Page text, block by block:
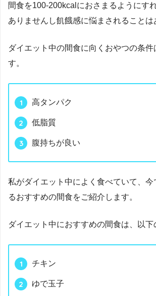
間食を100-200kcalにおさまるようにす
ありませんし飢餓感に悩まされることは
ダイエット中の間食に向くおやつの条件
す。
高タンパク
低脂質
腹持ちが良い
私がダイエット中によく食べていて、今
るおすすめの間食をご紹介します。
ダイエット中におすすめの間食は、以下
チキン
ゆで玉子